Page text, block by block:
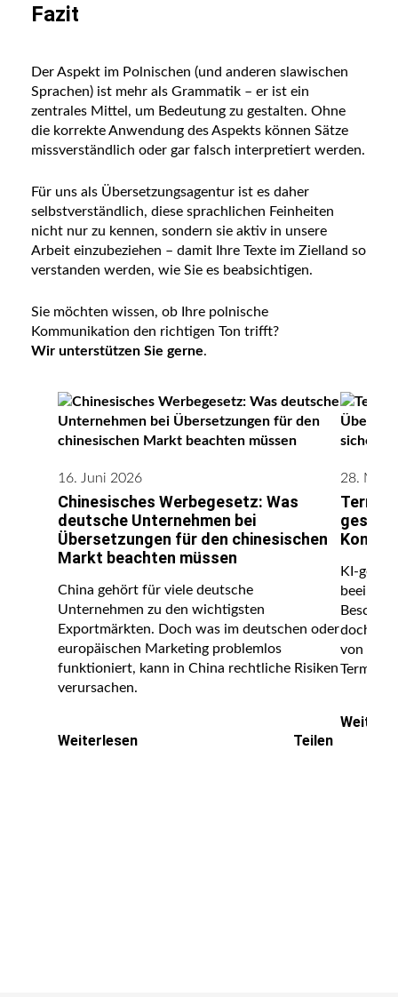
Fazit
Der Aspekt im Polnischen (und anderen slawischen
Sprachen) ist mehr als Grammatik – er ist ein
zentrales Mittel, um Bedeutung zu gestalten. Ohne
die korrekte Anwendung des Aspekts können Sätze
missverständlich oder gar falsch interpretiert werden.
Für uns als Übersetzungsagentur ist es daher
selbstverständlich, diese sprachlichen Feinheiten
nicht nur zu kennen, sondern sie aktiv in unsere
Arbeit einzubeziehen – damit Ihre Texte im Zielland so
verstanden werden, wie Sie es beabsichtigen.
Sie möchten wissen, ob Ihre polnische
Kommunikation den richtigen Ton trifft?
Wir unterstützen Sie gerne.
16. Juni 2026
Chinesisches Werbegesetz: Was
deutsche Unternehmen bei
Übersetzungen für den chinesischen
Markt beachten müssen
China gehört für viele deutsche
Unternehmen zu den wichtigsten
Exportmärkten. Doch was im deutschen oder
europäischen Marketing problemlos
funktioniert, kann in China rechtliche Risiken
verursachen.
Weiterlesen Teilen
28. Mai
KI-
doch
von